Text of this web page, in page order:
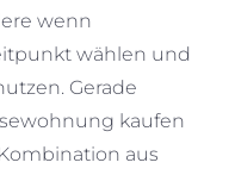
wenn
wählen und
Gerade
kaufen
aus